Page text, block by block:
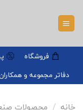
content
فروشگاه
دفاتر مجموعه و
خانه / محصولات